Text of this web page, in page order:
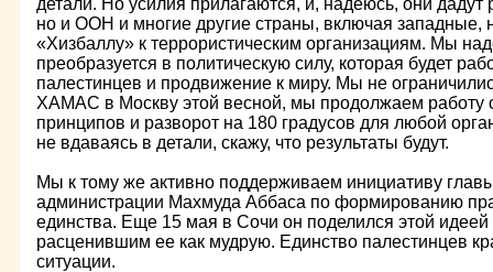
детали. Но усилия прилагаются, и, надеюсь, они дадут
но и ООН и многие другие страны, включая
«Хизбаллу» к террористическим организациям. Мы
преобразуется в политическую силу, которая будет
палестинцев и продвижение к миру. Мы не
ХАМАС в Москву этой весной, мы продолжаем работу с
принципов и разворот на 180 градусов для любой
не вдаваясь в детали, скажу, что результаты будут.
Мы к тому же активно поддерживаем инициативу
администрации Махмуда Аббаса по формированию
единства. Еще 15 мая в Сочи он поделился этой
расценившим ее как мудрую. Единство палестинцев
ситуации.